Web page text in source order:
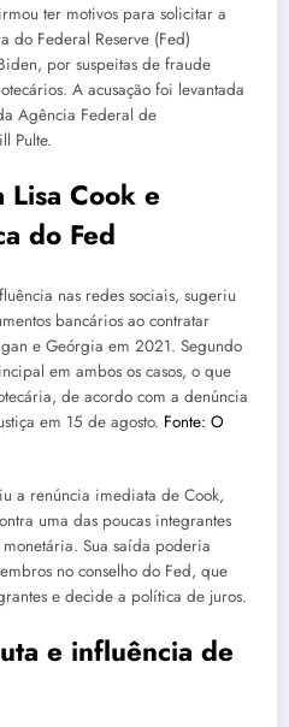
ter motivos para solicitar a
do Federal Reserve (Fed)
por suspeitas de fraude
A acusação foi levantada
Agência Federal de
Pulte.
Lisa Cook e
do Fed
nas redes sociais, sugeriu
bancários ao contratar
e Geórgia em 2021. Segundo
em ambos os casos, o que
de acordo com a denúncia
em 15 de agosto. Fonte: O
a renúncia imediata de Cook,
uma das poucas integrantes
Sua saída poderia
no conselho do Fed, que
e decide a política de juros.
e influência de